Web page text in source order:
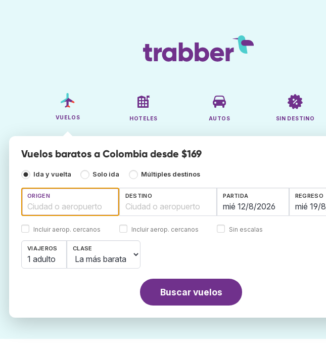
VUELOS HOTELES AUTOS SIN DESTINO
Vuelos baratos a Colombia desde $169
Ida y vuelta Solo ida Múltiples destinos
ORIGEN
Incluir aerop. cercanos
DESTINO
Incluir aerop. cercanos
PARTIDA REGRESO
Sin escalas
VIAJEROS
1 adulto
CLASE
Buscar vuelos